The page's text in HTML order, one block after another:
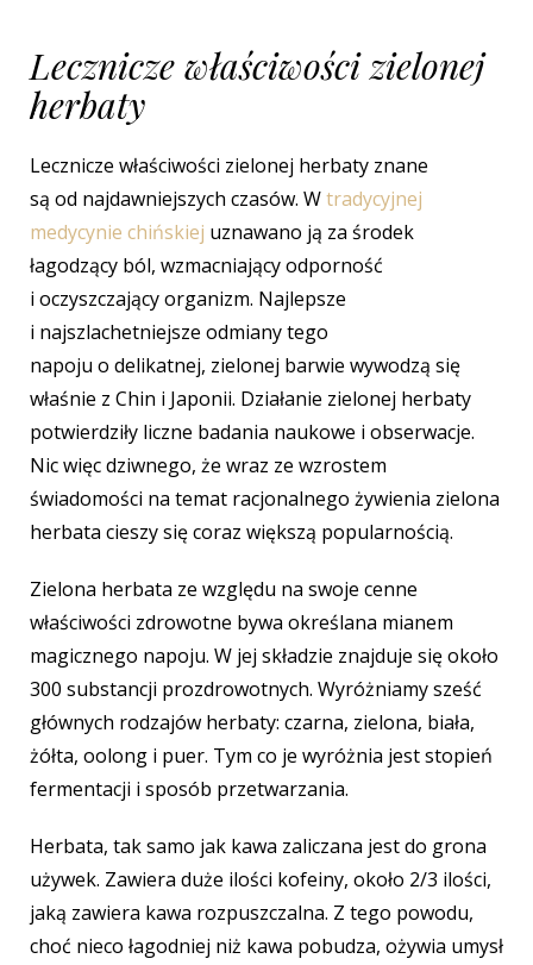
Lecznicze właściwości zielonej
herbaty
Lecznicze właściwości zielonej herbaty znane
są od najdawniejszych czasów. Wtradycyjnej
medycynie chińskiej uznawano ją za środek
łagodzący ból, wzmacniający odporność
i oczyszczający organizm. Najlepsze
i najszlachetniejsze odmiany tego
napoju o delikatnej, zielonej barwie wywodzą się
właśnie z Chin i Japonii. Działanie zielonej herbaty
potwierdziły liczne badania naukowe i obserwacje.
Nic więc dziwnego, że wraz ze wzrostem
świadomości na temat racjonalnego żywienia zielona
herbata cieszy się coraz większą popularnością.
Zielona herbata ze względu na swoje cenne
właściwości zdrowotne bywa określana mianem
magicznego napoju. W jej składzie znajduje się około
300 substancji prozdrowotnych. Wyróżniamy sześć
głównych rodzajów herbaty: czarna, zielona, biała,
żółta, oolong i puer. Tym co je wyróżnia jest stopień
fermentacji i sposób przetwarzania.
Herbata, tak samo jak kawa zaliczana jest do grona
używek. Zawiera duże ilości kofeiny, około 2/3 ilości,
jaką zawiera kawa rozpuszczalna. Z tego powodu,
choć nieco łagodniej niż kawa pobudza, ożywia umysł